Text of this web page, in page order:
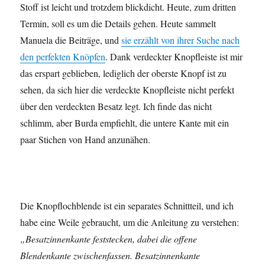
Stoff ist leicht und trotzdem blickdicht. Heute, zum dritten
Termin, soll es um die Details gehen. Heute sammelt
Manuela die Beiträge, undsie erzählt von ihrer Suche nach
den perfekten Knöpfen. Dank verdeckter Knopfleiste ist mir
das erspart geblieben, lediglich der oberste Knopf ist zu
sehen, da sich hier die verdeckte Knopfleiste nicht perfekt
über den verdeckten Besatz legt. Ich finde das nicht
schlimm, aber Burda empfiehlt, die untere Kante mit ein
paar Stichen von Hand anzunähen.
Die Knopflochblende ist ein separates Schnittteil, und ich
habe eine Weile gebraucht, um die Anleitung zu verstehen:
„Besatzinnenkante feststecken, dabei die offene
Blendenkante zwischenfassen. Besatzinnenkante